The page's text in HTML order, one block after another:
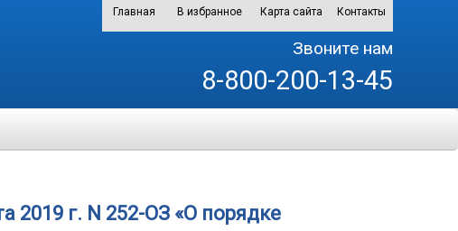
Главная В избранное Карта сайта Контакты
Звоните нам
8-800-200-13-45
2019 г. N 252-ОЗ «О порядке